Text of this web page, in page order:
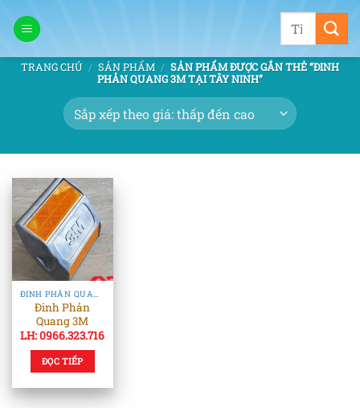
qua
dung
Tìm
TRANG CHỦ / SẢN PHẨM / SẢN PHẨM ĐƯỢC GẮN THẺ “ĐINH
PHẢN QUANG 3M TẠI TÂY NINH”
ĐINH PHẢN QUANG & TIÊU PHẢN QUANG
Đinh Phản
Quang 3M
LH: 0966.323.716
ĐỌC TIẾP